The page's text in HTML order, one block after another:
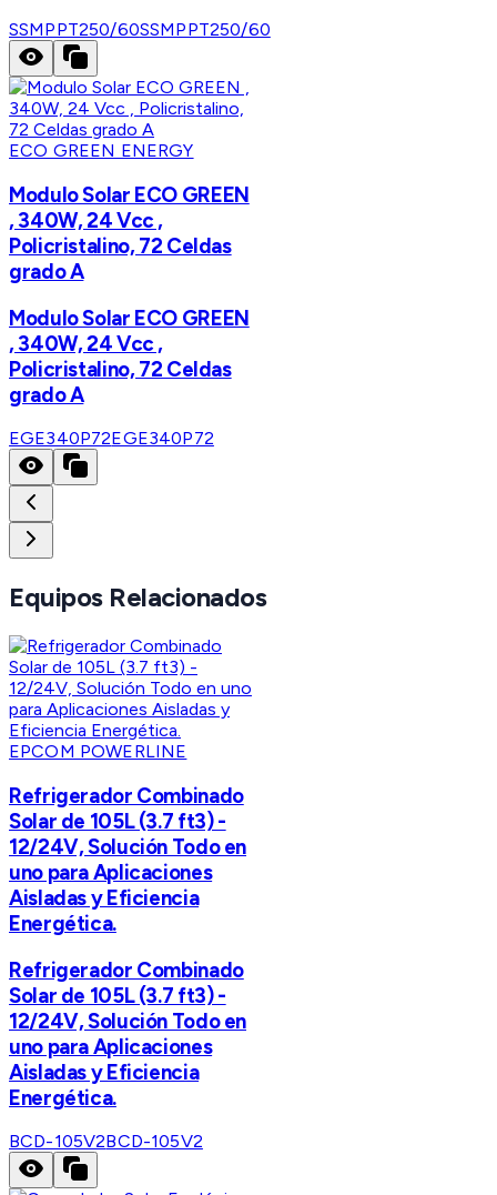
SSMPPT250/60SSMPPT250/60
ECO GREEN ENERGY
Modulo Solar ECO GREEN
, 340W, 24 Vcc ,
Policristalino, 72 Celdas
grado A
Modulo Solar ECO GREEN
, 340W, 24 Vcc ,
Policristalino, 72 Celdas
grado A
EGE340P72EGE340P72
Equipos Relacionados
EPCOM POWERLINE
Refrigerador Combinado
Solar de 105L (3.7 ft3) -
12/24V, Solución Todo en
uno para Aplicaciones
Aisladas y Eficiencia
Energética.
Refrigerador Combinado
Solar de 105L (3.7 ft3) -
12/24V, Solución Todo en
uno para Aplicaciones
Aisladas y Eficiencia
Energética.
BCD-105V2BCD-105V2